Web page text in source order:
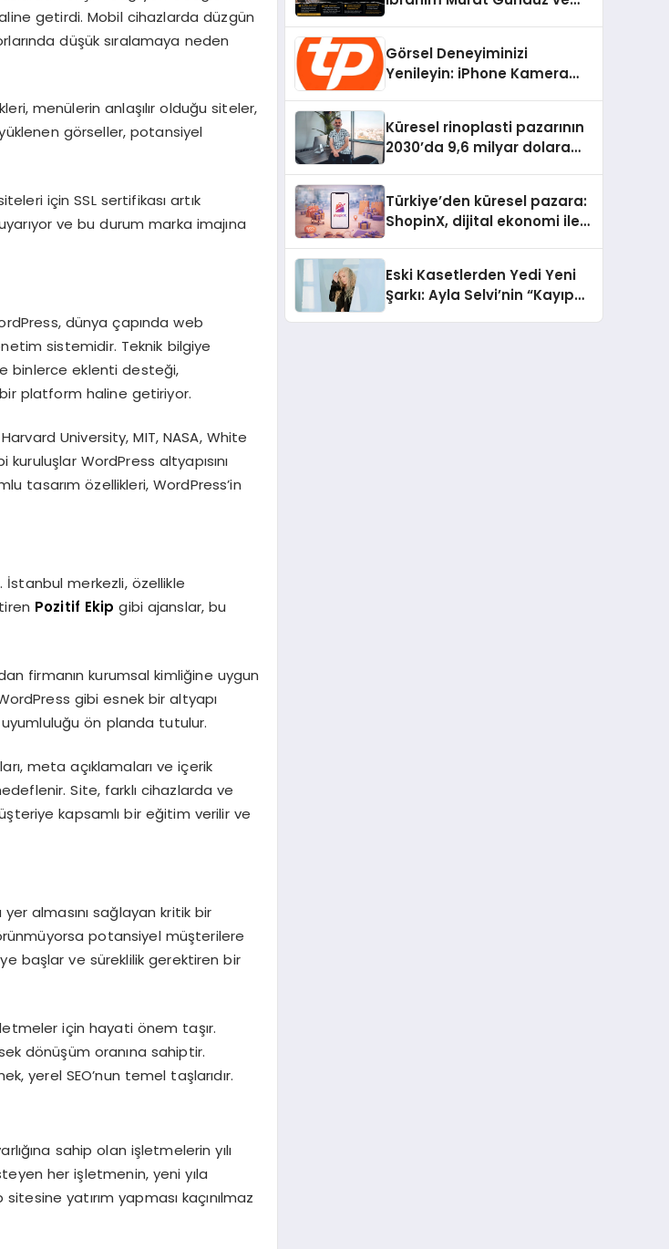
getirdi. Mobil cihazlarda düzgün
düşük sıralamaya neden
menülerin anlaşılır olduğu siteler,
görseller, potansiyel
için SSL sertifikası artık
ve bu durum marka imajına
dünya çapında web
sistemidir. Teknik bilgiye
binlerce eklenti desteği,
platform haline getiriyor.
University, MIT, NASA, White
WordPress altyapısını
tasarım özellikleri, WordPress’in
merkezli, özellikle
Pozitif Ekip gibi ajanslar, bu
firmanın kurumsal kimliğine uygun
gibi esnek bir altyapı
uyumluluğu ön planda tutulur.
meta açıklamaları ve içerik
Site, farklı cihazlarda ve
kapsamlı bir eğitim verilir ve
almasını sağlayan kritik bir
potansiyel müşterilere
başlar ve süreklilik gerektiren bir
için hayati önem taşır.
dönüşüm oranına sahiptir.
yerel SEO’nun temel taşlarıdır.
sahip olan işletmelerin yılı
her işletmenin, yeni yıla
yatırım yapması kaçınılmaz
Görsel Deneyiminizi
Yenileyin: iPhone Kamera
Küresel rinoplasti pazarının
2030’da 9,6 milyar dolara
Türkiye’den küresel pazara:
ShopinX, dijital ekonomi ile
Eski Kasetlerden Yedi Yeni
Şarkı: Ayla Selvi’nin “Kayıp